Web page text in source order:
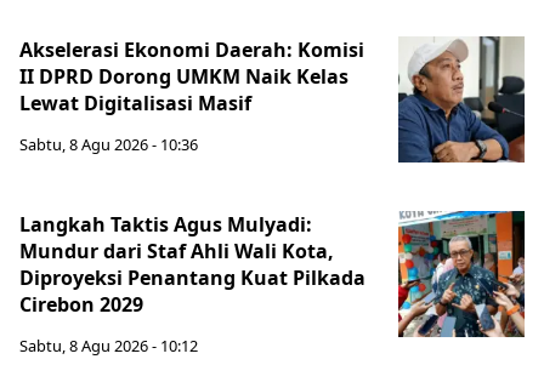
Akselerasi Ekonomi Daerah: Komisi
II DPRD Dorong UMKM Naik Kelas
Lewat Digitalisasi Masif
Sabtu, 8 Agu 2026 - 10:36
Langkah Taktis Agus Mulyadi:
Mundur dari Staf Ahli Wali Kota,
Diproyeksi Penantang Kuat Pilkada
Cirebon 2029
Sabtu, 8 Agu 2026 - 10:12